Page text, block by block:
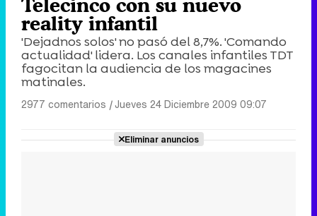
Telecinco con su nuevo
reality infantil
'Dejadnos solos' no pasó del 8,7%. 'Comando
actualidad' lidera. Los canales infantiles TDT
fagocitan la audiencia de los magacines
matinales.
2977 comentarios |Jueves 24 Diciembre 2009 09:07
Eliminar anuncios